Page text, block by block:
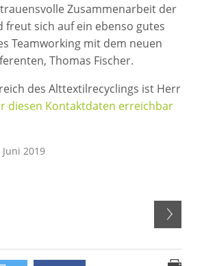
Zusammenarbeit der
freut sich auf ein ebenso gutes
Teamworking mit dem neuen
Thomas Fischer.
des Alttextilrecyclings ist Herr
diesen Kontaktdaten erreichbar
2019